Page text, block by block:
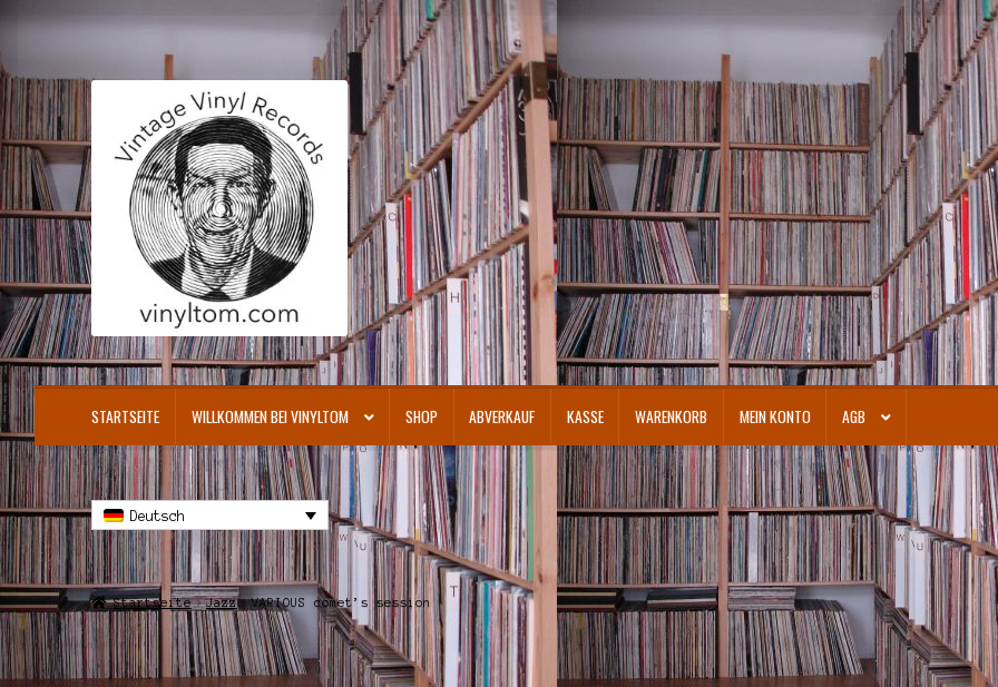
Zur
Navigation
springen
Zum
springen
STARTSEITE WILLKOMMEN BEI VINYLTOM SHOP ABVERKAUF KASSE WARENKORB MEIN KONTO AGB
Deutsch
Startseite Jazz VARIOUS comet’s session